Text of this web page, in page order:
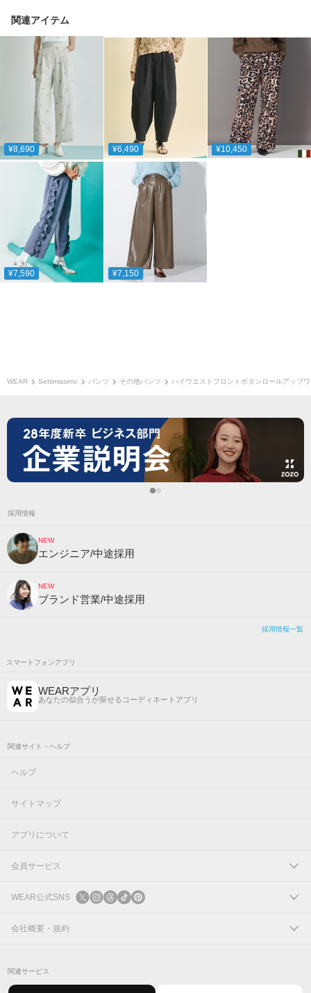
関連アイテム
¥8,690 ¥6,490 ¥10,450
¥7,590 ¥7,150
WEAR Settimissimo パンツ その他パンツ ハイウエストフロントボタンロールアップ
採用情報
NEW
エンジニア/中途採用
NEW
ブランド営業/中途採用
採用情報一覧
スマートフォンアプリ
WEARアプリ
あなたの似合うが探せるコーディネートアプリ
関連サイト・ヘルプ
ヘルプ
サイトマップ
アプリについて
会員サービス
ログイン
新規会員登録
WEAR公式SNS
X
会社概要・規約
関連サービス